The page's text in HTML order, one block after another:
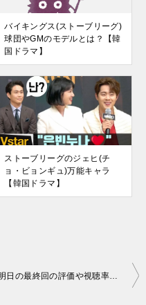
バイキングス(ストーブリーグ)
球団やGMのモデルとは？【韓
国ドラマ】
ストーブリーグのジェヒ(チ
ョ・ビョンギュ)万能キャラ
【韓国ドラマ】